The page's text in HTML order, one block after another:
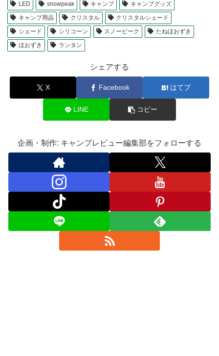
LED snowpeak キャンプ
キャンプグッズ
キャンプ用品
クリスタル
クリスタルシェード
シェード
シリコーン スノーピーク
たねほおずき
ほおずき
ランタン
シェアする
X Facebook はてブ
LINE コピー
企画・制作: キャンプレビュー編集部をフォローする